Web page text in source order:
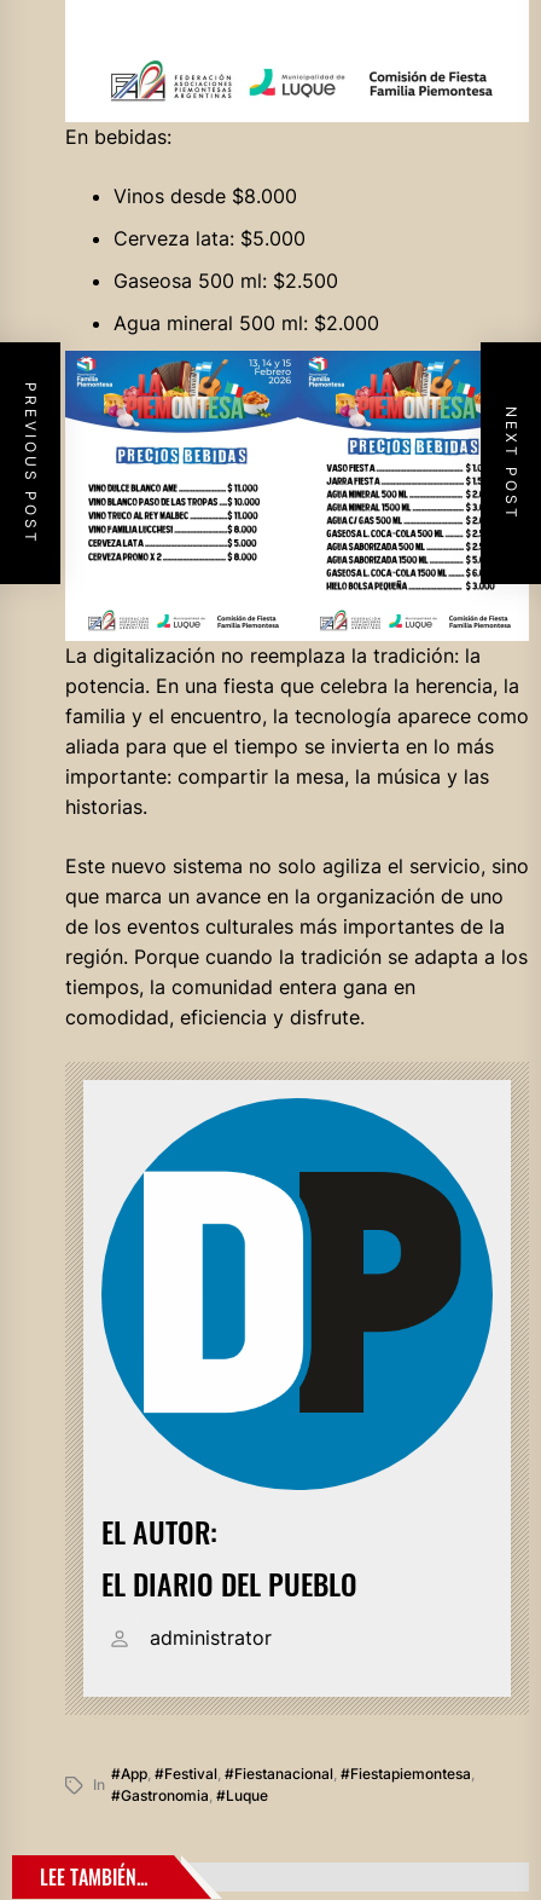
En bebidas:
Vinos desde $8.000
Cerveza lata: $5.000
Gaseosa 500 ml: $2.500
Agua mineral 500 ml: $2.000
La digitalización no reemplaza la tradición: la
potencia. En una fiesta que celebra la herencia, la
familia y el encuentro, la tecnología aparece como
aliada para que el tiempo se invierta en lo más
importante: compartir la mesa, la música y las
historias.
Este nuevo sistema no solo agiliza el servicio, sino
que marca un avance en la organización de uno
de los eventos culturales más importantes de la
región. Porque cuando la tradición se adapta a los
tiempos, la comunidad entera gana en
comodidad, eficiencia y disfrute.
EL AUTOR:
EL DIARIO DEL PUEBLO
administrator
In
#app, #festival, #fiestanacional, #fiestapiemontesa,
#gastronomia, #luque
PREVIOUS POST NEXT POST
LEE TAMBIÉN...